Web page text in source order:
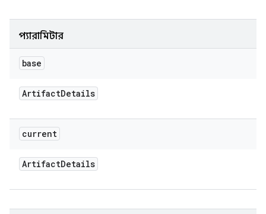
প্যারামিটার
base
ArtifactDetails
current
ArtifactDetails